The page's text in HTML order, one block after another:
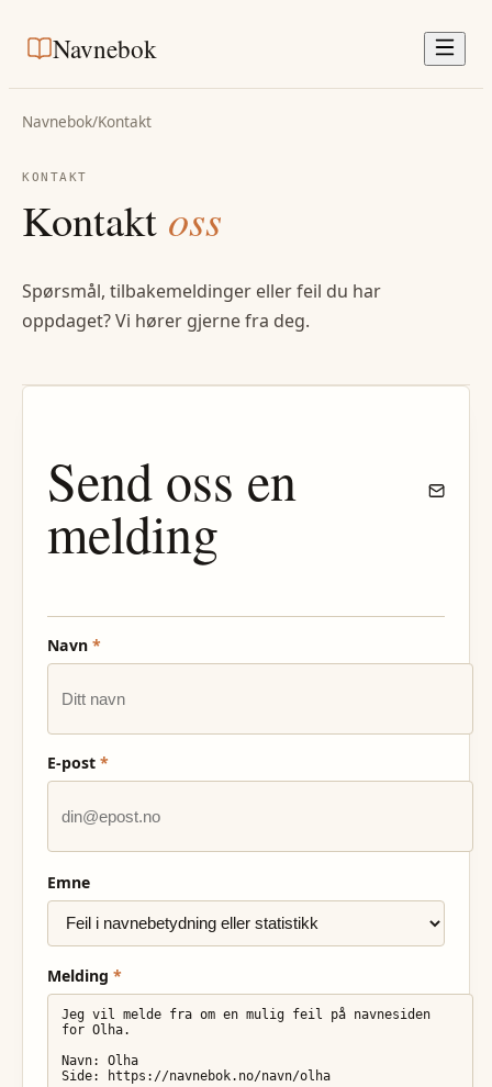
Navnebok
Navnebok/Kontakt
KONTAKT
Kontakt oss
Spørsmål, tilbakemeldinger eller feil du har
oppdaget? Vi hører gjerne fra deg.
Send oss en
melding
Navn *
E-post *
Emne
Melding *